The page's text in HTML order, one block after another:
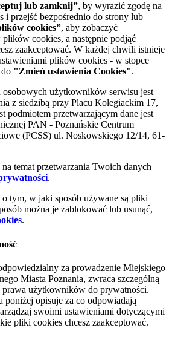
lub zamknij”, by wyrazić zgodę na
i przejść bezpośrednio do strony lub
cookies”, aby zobaczyć
cookies, a następnie podjąć
zaakceptować. W każdej chwili istnieje
plików cookies - w stopce
"Zmień ustawienia Cookies".
osobowych użytkowników serwisu jest
z siedzibą przy Placu Kolegiackim 17,
podmiotem przetwarzającym dane jest
PAN - Poznańskie Centrum
(PCSS) ul. Noskowskiego 12/14, 61-
na temat przetwarzania Twoich danych
.
o tym, w jaki sposób używane są pliki
można je zablokować lub usunąć,
.
za prowadzenie Miejskiego
Miasta Poznania, zwraca szczególną
prawa użytkowników do prywatności.
poniżej opisuje za co odpowiadają
swoimi ustawieniami dotyczącymi
pliki cookies chcesz zaakceptować.